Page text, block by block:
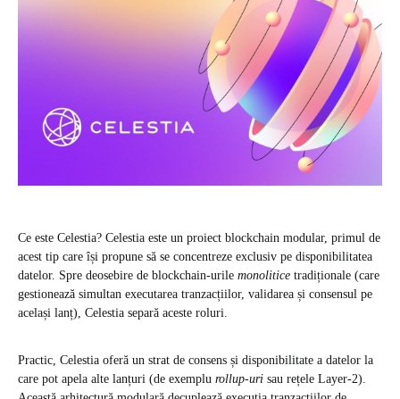
Ce este Celestia? Celestia este un proiect blockchain modular, primul de
acest tip care își propune să se concentreze exclusiv pe disponibilitatea
datelor. Spre deosebire de blockchain-urile monolitice tradiționale (care
gestionează simultan executarea tranzacțiilor, validarea și consensul pe
același lanț), Celestia separă aceste roluri.
Practic, Celestia oferă un strat de consens și disponibilitate a datelor la
care pot apela alte lanțuri (de exemplu rollup-uri sau rețele Layer-2).